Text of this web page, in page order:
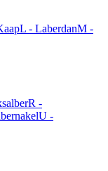
L - LaberdanM -
R -
U -